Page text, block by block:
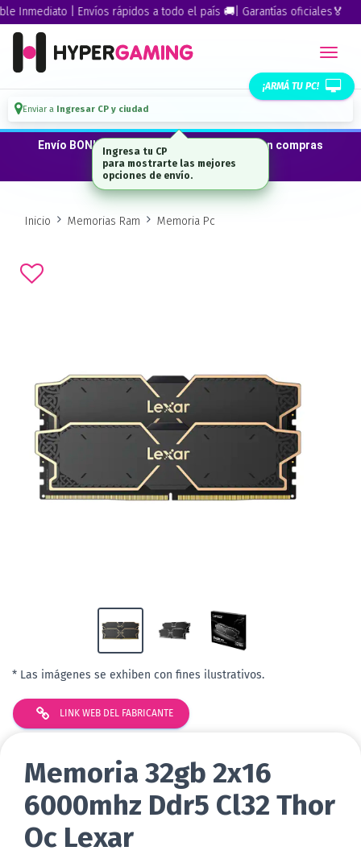
Inmediato | Envíos rápidos a todo el país 🚚| Garantías oficiales🏅
¡ARMÁ TU PC!
Enviar a Ingresar CP y ciudad
Envío BONIFICADO a CABA · GBA ·La Plata en compras
desde $300.000*
Inicio Memorias Ram Memoria Pc
* Las imágenes se exhiben con fines ilustrativos.
LINK WEB DEL FABRICANTE
Memoria 32gb 2x16
6000mhz Ddr5 Cl32 Thor
Oc Lexar
Ingresa tu CP
para mostrarte las mejores
opciones de envío.